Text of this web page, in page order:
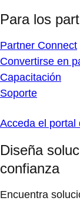
Para los
Partner Connect
Convertirse en
Capacitación
Soporte
Acceda el portal
Diseña
confianza
Encuentra